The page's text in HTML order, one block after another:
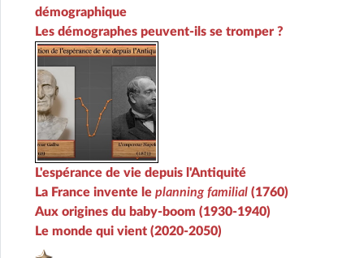
démographique
Les démographes peuvent-ils se tromper ?
L'espérance de vie depuis l'Antiquité
La France invente le planning familial (1760)
Aux origines du baby-boom (1930-1940)
Le monde qui vient (2020-2050)